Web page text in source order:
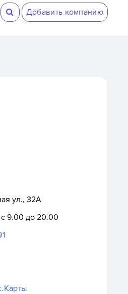
Добавить компанию
ул., 32А
9.00 до 20.00